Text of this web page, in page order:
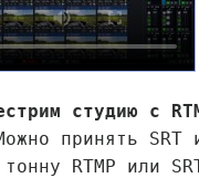
студию с
принять SRT
RTMP или